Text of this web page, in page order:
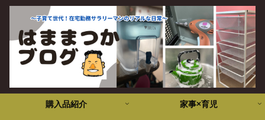
購入品紹介 家事×育児